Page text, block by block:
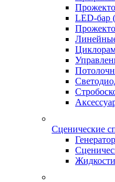
LED-бар
Сценические